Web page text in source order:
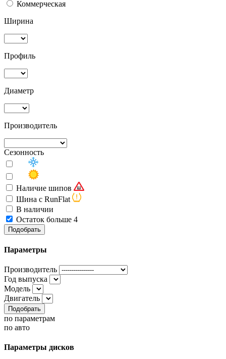
Коммерческая
Ширина
Профиль
Диаметр
Производитель
Сезонность
Наличие шипов
Шина с RunFlat
В наличии
Остаток больше 4
Подобрать
Параметры
Производитель
Год выпуска
Модель
Двигатель
Подобрать
по параметрам
по авто
Параметры дисков